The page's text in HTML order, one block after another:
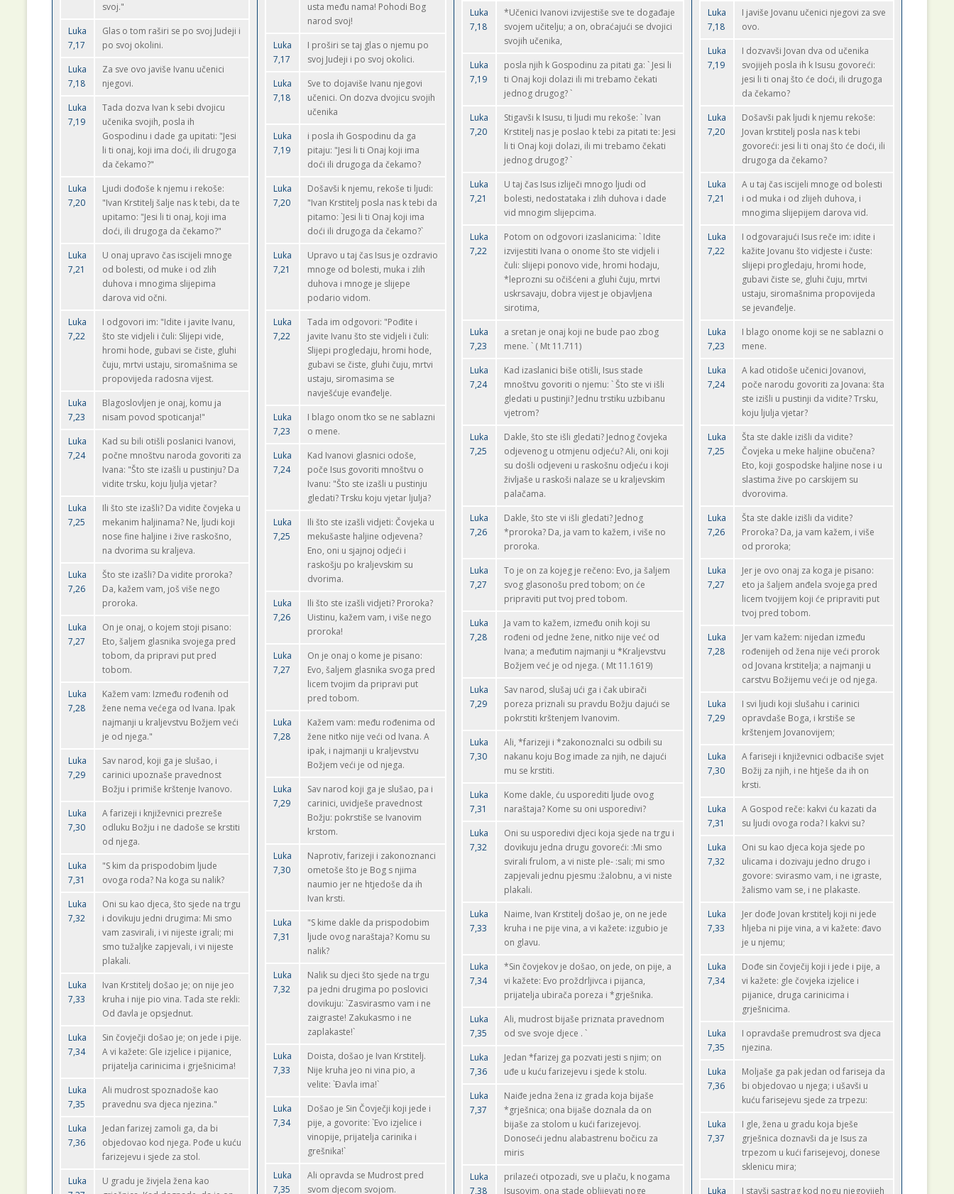
svoj."
Luka
7,17
Glas o tom raširi se po svoj Judeji i
po svoj okolini.
Luka
7,18
Za sve ovo javiše Ivanu učenici
njegovi.
Luka
7,19
Tada dozva Ivan k sebi dvojicu
učenika svojih, posla ih
Gospodinu i dade ga upitati: "Jesi
li ti onaj, koji ima doći, ili drugoga
da čekamo?"
Luka
7,20
Ljudi dođoše k njemu i rekoše:
"Ivan Krstitelj šalje nas k tebi, da te
upitamo: "Jesi li ti onaj, koji ima
doći, ili drugoga da čekamo?"
Luka
7,21
U onaj upravo čas iscijeli mnoge
od bolesti, od muke i od zlih
duhova i mnogima slijepima
darova vid očni.
Luka
7,22
I odgovori im: "Idite i javite Ivanu,
što ste vidjeli i čuli: Slijepi vide,
hromi hode, gubavi se čiste, gluhi
čuju, mrtvi ustaju, siromašnima se
propovijeda radosna vijest.
Luka
7,23
Blagoslovljen je onaj, komu ja
nisam povod spoticanja!"
Luka
7,24
Kad su bili otišli poslanici Ivanovi,
počne mnoštvu naroda govoriti za
Ivana: "Što ste izašli u pustinju? Da
vidite trsku, koju ljulja vjetar?
Luka
7,25
Ili što ste izašli? Da vidite čovjeka u
mekanim haljinama? Ne, ljudi koji
nose fine haljine i žive raskošno,
na dvorima su kraljeva.
Luka
7,26
Što ste izašli? Da vidite proroka?
Da, kažem vam, još više nego
proroka.
Luka
7,27
On je onaj, o kojem stoji pisano:
Eto, šaljem glasnika svojega pred
tobom, da pripravi put pred
tobom.
Luka
7,28
Kažem vam: Između rođenih od
žene nema većega od Ivana. Ipak
najmanji u kraljevstvu Božjem veći
je od njega."
Luka
7,29
Sav narod, koji ga je slušao, i
carinici upoznaše pravednost
Božju i primiše krštenje Ivanovo.
Luka
7,30
A farizeji i književnici prezreše
odluku Božju i ne dadoše se krstiti
od njega.
Luka
7,31
"S kim da prispodobim ljude
ovoga roda? Na koga su nalik?
Luka
7,32
Oni su kao djeca, što sjede na trgu
i dovikuju jedni drugima: Mi smo
vam zasvirali, i vi nijeste igrali; mi
smo tužaljke zapjevali, i vi nijeste
plakali.
Luka
7,33
Ivan Krstitelj došao je; on nije jeo
kruha i nije pio vina. Tada ste rekli:
Od đavla je opsjednut.
Luka
7,34
Sin čovječji došao je; on jede i pije.
A vi kažete: Gle izjelice i pijanice,
prijatelja carinicima i grješnicima!
Luka
7,35
Ali mudrost spoznadoše kao
pravednu sva djeca njezina."
Luka
7,36
Jedan farizej zamoli ga, da bi
objedovao kod njega. Pođe u kuću
farizejevu i sjede za stol.
Luka
U gradu je živjela žena kao
usta među nama! Pohodi Bog
narod svoj!
Luka
7,17
I proširi se taj glas o njemu po
svoj Judeji i po svoj okolici.
Luka
7,18
Sve to dojaviše Ivanu njegovi
učenici. On dozva dvojicu svojih
učenika
Luka
7,19
i posla ih Gospodinu da ga
pitaju: "Jesi li ti Onaj koji ima
doći ili drugoga da čekamo?
Luka
7,20
Došavši k njemu, rekoše ti ljudi:
"Ivan Krstitelj posla nas k tebi da
pitamo: `Jesi li ti Onaj koji ima
doći ili drugoga da čekamo?`
Luka
7,21
Upravo u taj čas Isus je ozdravio
mnoge od bolesti, muka i zlih
duhova i mnoge je slijepe
podario vidom.
Luka
7,22
Tada im odgovori: "Pođite i
javite Ivanu što ste vidjeli i čuli:
Slijepi progledaju, hromi hode,
gubavi se čiste, gluhi čuju, mrtvi
ustaju, siromasima se
navješćuje evanđelje.
Luka
7,23
I blago onom tko se ne sablazni
o mene.
Luka
7,24
Kad Ivanovi glasnici odoše,
poče Isus govoriti mnoštvu o
Ivanu: "Što ste izašli u pustinju
gledati? Trsku koju vjetar ljulja?
Luka
7,25
Ili što ste izašli vidjeti: Čovjeka u
mekušaste haljine odjevena?
Eno, oni u sjajnoj odjeći i
raskošju po kraljevskim su
dvorima.
Luka
7,26
Ili što ste izašli vidjeti? Proroka?
Uistinu, kažem vam, i više nego
proroka!
Luka
7,27
On je onaj o kome je pisano:
Evo, šaljem glasnika svoga pred
licem tvojim da pripravi put
pred tobom.
Luka
7,28
Kažem vam: među rođenima od
žene nitko nije veći od Ivana. A
ipak, i najmanji u kraljevstvu
Božjem veći je od njega.
Luka
7,29
Sav narod koji ga je slušao, pa i
carinici, uvidješe pravednost
Božju: pokrstiše se Ivanovim
krstom.
Luka
7,30
Naprotiv, farizeji i zakonoznanci
ometoše što je Bog s njima
naumio jer ne htjedoše da ih
Ivan krsti.
Luka
7,31
"S kime dakle da prispodobim
ljude ovog naraštaja? Komu su
nalik?
Luka
7,32
Nalik su djeci što sjede na trgu
pa jedni drugima po poslovici
dovikuju: `Zasvirasmo vam i ne
zaigraste! Zakukasmo i ne
zaplakaste!`
Luka
7,33
Doista, došao je Ivan Krstitelj.
Nije kruha jeo ni vina pio, a
velite: `Ðavla ima!`
Luka
7,34
Došao je Sin Čovječji koji jede i
pije, a govorite: `Evo izjelice i
vinopije, prijatelja carinika i
grešnika!`
Luka
7,35
Ali opravda se Mudrost pred
svom djecom svojom.
Luka
7,18
*Učenici Ivanovi izvijestiše sve te događaje
svojem učitelju; a on, obraćajući se dvojici
svojih učenika,
Luka
7,19
posla njih k Gospodinu za pitati ga: ` Jesi li
ti Onaj koji dolazi ili mi trebamo čekati
jednog drugog? `
Luka
7,20
Stigavši k Isusu, ti ljudi mu rekoše: ` Ivan
Krstitelj nas je poslao k tebi za pitati te: Jesi
li ti Onaj koji dolazi, ili mi trebamo čekati
jednog drugog? `
Luka
7,21
U taj čas Isus izliječi mnogo ljudi od
bolesti, nedostataka i zlih duhova i dade
vid mnogim slijepcima.
Luka
7,22
Potom on odgovori izaslanicima: ` Idite
izvijestiti Ivana o onome što ste vidjeli i
čuli: slijepi ponovo vide, hromi hodaju,
*leprozni su očišćeni a gluhi čuju, mrtvi
uskrsavaju, dobra vijest je objavljena
sirotima,
Luka
7,23
a sretan je onaj koji ne bude pao zbog
mene. ` ( Mt 11.711)
Luka
7,24
Kad izaslanici biše otišli, Isus stade
mnoštvu govoriti o njemu: ` Što ste vi išli
gledati u pustinji? Jednu trstiku uzbibanu
vjetrom?
Luka
7,25
Dakle, što ste išli gledati? Jednog čovjeka
odjevenog u otmjenu odjeću? Ali, oni koji
su došli odjeveni u raskošnu odjeću i koji
življaše u raskoši nalaze se u kraljevskim
palačama.
Luka
7,26
Dakle, što ste vi išli gledati? Jednog
*proroka? Da, ja vam to kažem, i više no
proroka.
Luka
7,27
To je on za kojeg je rečeno: Evo, ja šaljem
svog glasonošu pred tobom; on će
pripraviti put tvoj pred tobom.
Luka
7,28
Ja vam to kažem, između onih koji su
rođeni od jedne žene, nitko nije već od
Ivana; a međutim najmanji u *Kraljevstvu
Božjem već je od njega. ( Mt 11.1619)
Luka
7,29
Sav narod, slušaj ući ga i čak ubirači
poreza priznali su pravdu Božju dajući se
pokrstiti krštenjem Ivanovim.
Luka
7,30
Ali, *farizeji i *zakonoznalci su odbili su
nakanu koju Bog imade za njih, ne dajući
mu se krstiti.
Luka
7,31
Kome dakle, ću usporediti ljude ovog
naraštaja? Kome su oni usporedivi?
Luka
7,32
Oni su usporedivi djeci koja sjede na trgu i
dovikuju jedna drugu govoreći: :Mi smo
svirali frulom, a vi niste ple- :sali; mi smo
zapjevali jednu pjesmu :žalobnu, a vi niste
plakali.
Luka
7,33
Naime, Ivan Krstitelj došao je, on ne jede
kruha i ne pije vina, a vi kažete: izgubio je
on glavu.
Luka
7,34
*Sin čovjekov je došao, on jede, on pije, a
vi kažete: Evo proždrljivca i pijanca,
prijatelja ubirača poreza i *grješnika.
Luka
7,35
Ali, mudrost bijaše priznata pravednom
od sve svoje djece . `
Luka
7,36
Jedan *farizej ga pozvati jesti s njim; on
uđe u kuću farizejevu i sjede k stolu.
Luka
7,37
Naiđe jedna žena iz grada koja bijaše
*grješnica; ona bijaše doznala da on
bijaše za stolom u kući farizejevoj.
Donoseći jednu alabastrenu bočicu za
miris
Luka
7,38
prilazeći otpozadi, sve u plaču, k nogama
Isusovim, ona stade oblijevati noge
Luka
7,18
I javiše Jovanu učenici njegovi za sve
ovo.
Luka
7,19
I dozvavši Jovan dva od učenika
svojijeh posla ih k Isusu govoreći:
jesi li ti onaj što će doći, ili drugoga
da čekamo?
Luka
7,20
Došavši pak ljudi k njemu rekoše:
Jovan krstitelj posla nas k tebi
govoreći: jesi li ti onaj što će doći, ili
drugoga da čekamo?
Luka
7,21
A u taj čas iscijeli mnoge od bolesti
i od muka i od zlijeh duhova, i
mnogima slijepijem darova vid.
Luka
7,22
I odgovarajući Isus reče im: idite i
kažite Jovanu što vidjeste i čuste:
slijepi progledaju, hromi hode,
gubavi čiste se, gluhi čuju, mrtvi
ustaju, siromašnima propovijeda
se jevanđelje.
Luka
7,23
I blago onome koji se ne sablazni o
mene.
Luka
7,24
A kad otidoše učenici Jovanovi,
poče narodu govoriti za Jovana: šta
ste izišli u pustinji da vidite? Trsku,
koju ljulja vjetar?
Luka
7,25
Šta ste dakle izišli da vidite?
Čovjeka u meke haljine obučena?
Eto, koji gospodske haljine nose i u
slastima žive po carskijem su
dvorovima.
Luka
7,26
Šta ste dakle izišli da vidite?
Proroka? Da, ja vam kažem, i više
od proroka;
Luka
7,27
Jer je ovo onaj za koga je pisano:
eto ja šaljem anđela svojega pred
licem tvojijem koji će pripraviti put
tvoj pred tobom.
Luka
7,28
Jer vam kažem: nijedan između
rođenijeh od žena nije veći prorok
od Jovana krstitelja; a najmanji u
carstvu Božijemu veći je od njega.
Luka
7,29
I svi ljudi koji slušahu i carinici
opravdaše Boga, i krstiše se
krštenjem Jovanovijem;
Luka
7,30
A fariseji i književnici odbaciše svjet
Božij za njih, i ne htješe da ih on
krsti.
Luka
7,31
A Gospod reče: kakvi ću kazati da
su ljudi ovoga roda? I kakvi su?
Luka
7,32
Oni su kao djeca koja sjede po
ulicama i dozivaju jedno drugo i
govore: svirasmo vam, i ne igraste,
žalismo vam se, i ne plakaste.
Luka
7,33
Jer dođe Jovan krstitelj koji ni jede
hljeba ni pije vina, a vi kažete: đavo
je u njemu;
Luka
7,34
Dođe sin čovječij koji i jede i pije, a
vi kažete: gle čovjeka izjelice i
pijanice, druga carinicima i
grješnicima.
Luka
7,35
I opravdaše premudrost sva djeca
njezina.
Luka
7,36
Moljaše ga pak jedan od fariseja da
bi objedovao u njega; i ušavši u
kuću farisejevu sjede za trpezu:
Luka
7,37
I gle, žena u gradu koja bješe
grješnica doznavši da je Isus za
trpezom u kući farisejevoj, donese
sklenicu mira;
Luka
I stavši sastrag kod nogu njegovijeh